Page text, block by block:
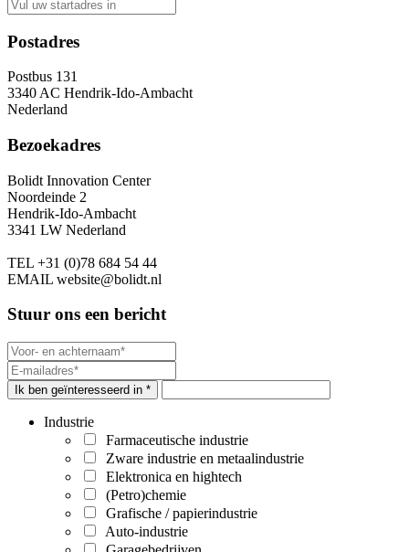
Postadres
Postbus 131
3340 AC Hendrik-Ido-Ambacht
Nederland
Bezoekadres
Bolidt Innovation Center
Noordeinde 2
Hendrik-Ido-Ambacht
3341 LW Nederland
TEL +31 (0)78 684 54 44
EMAIL website@bolidt.nl
Stuur ons een bericht
Ik ben geïnteresseerd in *
Industrie
Farmaceutische industrie
Zware industrie en metaalindustrie
Elektronica en hightech
(Petro)chemie
Grafische / papierindustrie
Auto-industrie